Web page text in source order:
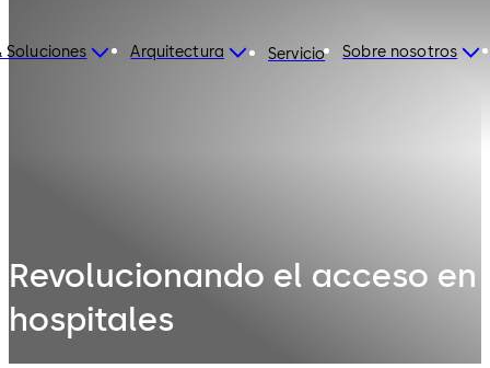
Soluciones Arquitectura Servicio Sobre nosotros
Revolucionando el acceso en
hospitales